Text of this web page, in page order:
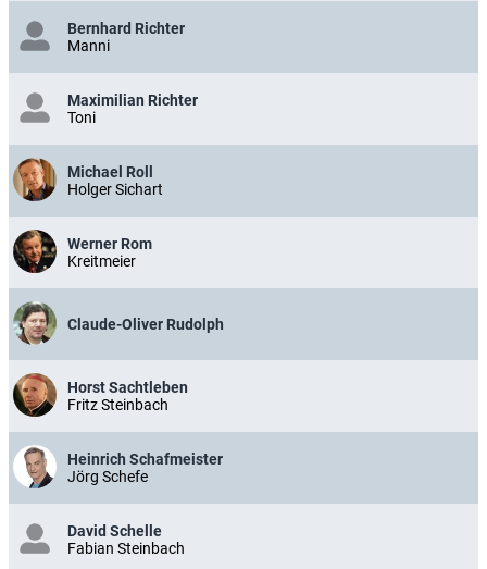
Bernhard Richter
Manni
Maximilian Richter
Toni
Michael Roll
Holger Sichart
Werner Rom
Kreitmeier
Claude-Oliver Rudolph
Horst Sachtleben
Fritz Steinbach
Heinrich Schafmeister
Jörg Schefe
David Schelle
Fabian Steinbach